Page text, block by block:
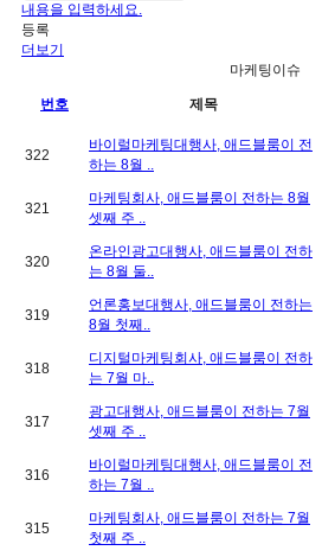
내용을 입력하세요.
등록
더보기
마케팅이슈
번호 제목
322
바이럴마케팅대행사, 애드블룸이 전
하는 8월 ..
321
마케팅회사, 애드블룸이 전하는 8월
셋째 주 ..
320
온라인광고대행사, 애드블룸이 전하
는 8월 둘..
319
언론홍보대행사, 애드블룸이 전하는
8월 첫째..
318
디지털마케팅회사, 애드블룸이 전하
는 7월 마..
317
광고대행사, 애드블룸이 전하는 7월
셋째 주 ..
316
바이럴마케팅대행사, 애드블룸이 전
하는 7월 ..
315
마케팅회사, 애드블룸이 전하는 7월
첫째 주 ..